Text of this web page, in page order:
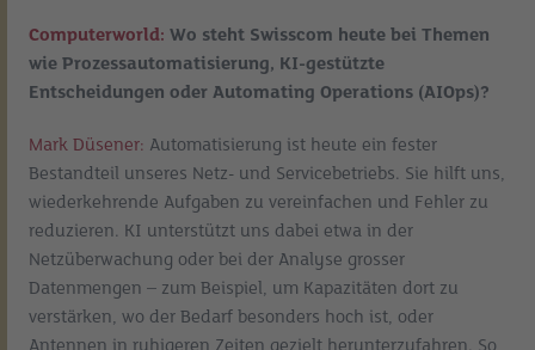
Computerworld: Wo steht Swisscom heute bei Themen
wie Prozessautomatisierung, KI-gestützte
Entscheidungen oder Automating Operations (AIOps)?
Mark Düsener: Automatisierung ist heute ein fester
Bestandteil unseres Netz- und Servicebetriebs. Sie hilft uns,
wiederkehrende Aufgaben zu vereinfachen und Fehler zu
reduzieren. KI unterstützt uns dabei etwa in der
Netzüberwachung oder bei der Analyse grosser
Datenmengen – zum Beispiel, um Kapazitäten dort zu
verstärken, wo der Bedarf besonders hoch ist, oder
Antennen in ruhigeren Zeiten gezielt herunterzufahren. So